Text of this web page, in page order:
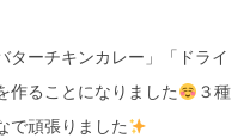
ターチキンカレー」「ドライ
作ることになりました
３種
で頑張りました